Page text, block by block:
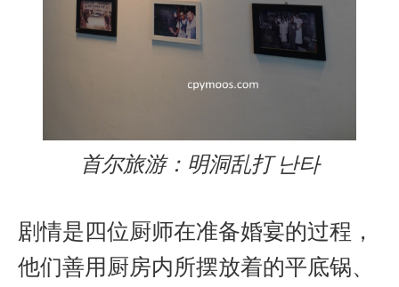
首尔旅游：明洞乱打 난타
剧情是四位厨师在准备婚宴的过程，
他们善用厨房内所摆放着的平底锅、